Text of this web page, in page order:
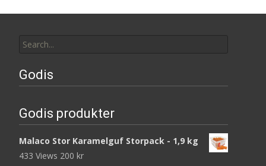
for:
Godis
Godis produkter
Malaco Stor Karamelguf Storpack - 1,9 kg
433 Views 200 kr